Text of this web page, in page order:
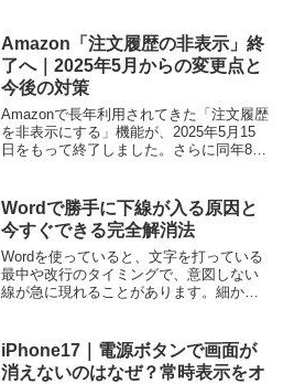
Amazon「注文履歴の非表示」終
了へ｜2025年5月からの変更点と
今後の対策
Amazonで長年利用されてきた「注文履歴
を非表示にする」機能が、2025年5月15
日をもって終了しました。さらに同年8月
示されるようになっています。この仕様
変更によ...
Wordで勝手に下線が入る原因と
今すぐできる完全解消法
Wordを使っていると、文字を打っている
最中や改行のタイミングで、意図しない
線が急に現れることがあります。細かい
る方も多いのではないでしょうか。中に
は、入力中の部分だけで...
iPhone17｜電源ボタンで画面が
消えないのはなぜ？常時表示をオ